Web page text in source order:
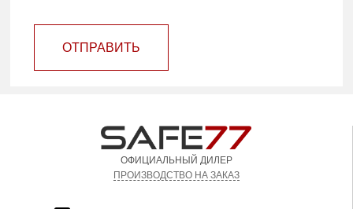
ОТПРАВИТЬ
ОФИЦИАЛЬНЫЙ ДИЛЕР
ПРОИЗВОДСТВО НА ЗАКАЗ